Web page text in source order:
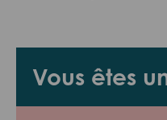
Vous êtes